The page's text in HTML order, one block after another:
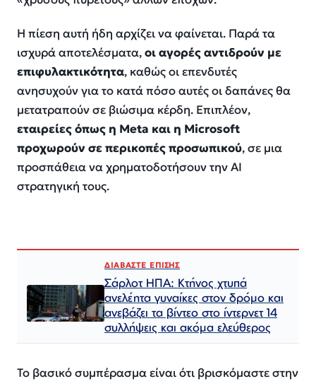
Η πίεση αυτή ήδη αρχίζει να φαίνεται. Παρά τα
ισχυρά αποτελέσματα,οι αγορές αντιδρούν με
επιφυλακτικότητα, καθώς οι επενδυτές
ανησυχούν για το κατά πόσο αυτές οι δαπάνες θα
μετατραπούν σε βιώσιμα κέρδη. Επιπλέον,
εταιρείες όπως η Meta και η Microsoft
προχωρούν σε περικοπές προσωπικού, σε μια
προσπάθεια να χρηματοδοτήσουν την AI
στρατηγική τους.
ΔΙΑΒΑΣΤΕ ΕΠΙΣΗΣ
Σάρλοτ ΗΠΑ: Κτήνος χτυπά
ανελέητα γυναίκες στον δρόμο και
ανεβάζει τα βίντεο στο ίντερνετ 14
συλλήψεις και ακόμα ελεύθερος​​​​​​​​​​​​​​​​​​​​​​​​​​​​​​​​​​​​​​​​​​​​​​​​​​
Το βασικό συμπέρασμα είναι ότι βρισκόμαστε στην